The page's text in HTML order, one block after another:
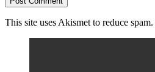
This site uses Akismet to reduce spam.